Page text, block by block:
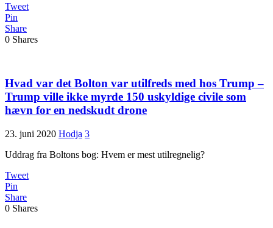
Tweet
Pin
Share
0 Shares
Hvad var det Bolton var utilfreds med hos Trump –
Trump ville ikke myrde 150 uskyldige civile som
hævn for en nedskudt drone
23. juni 2020 Hodja 3
Uddrag fra Boltons bog: Hvem er mest utilregnelig?
Tweet
Pin
Share
0 Shares